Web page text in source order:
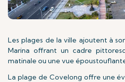
Les plages de la ville ajoutent à
Marina offrant un cadre
matinale ou une vue
La plage de Covelong offre une